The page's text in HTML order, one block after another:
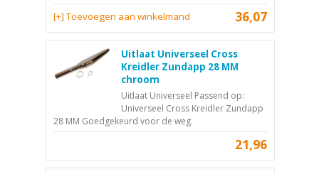
36,07
[+] Toevoegen aan winkelmand
Uitlaat Universeel Cross
Kreidler Zundapp 28 MM
chroom
Uitlaat Universeel Passend op:
Universeel Cross Kreidler Zundapp
28 MM Goedgekeurd voor de weg.
21,96